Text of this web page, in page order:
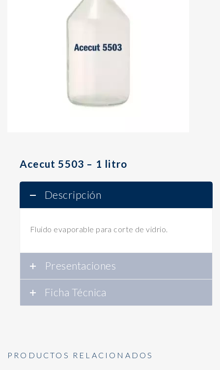
Acecut 5503 – 1 litro
Descripción
Fluido evaporable para corte de vidrio.
Presentaciones
Ficha Técnica
PRODUCTOS RELACIONADOS